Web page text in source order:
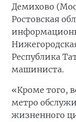
Демихово
Ростовская
Республика
машиниста.
«Кроме того,
метро
жизненного